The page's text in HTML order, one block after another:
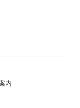
内